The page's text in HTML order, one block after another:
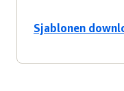
Sjablonen